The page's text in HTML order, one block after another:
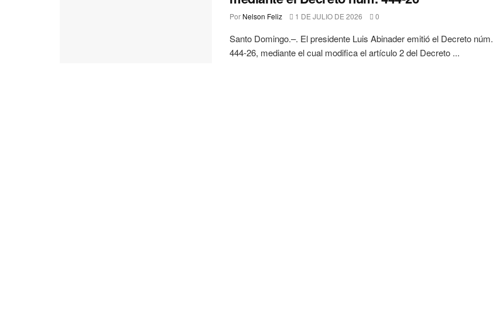
Por Nelson Feliz 1 DE JULIO DE 2026 0
Santo Domingo.–. El presidente Luis Abinader emitió el Decreto núm.
444-26, mediante el cual modifica el artículo 2 del Decreto ...